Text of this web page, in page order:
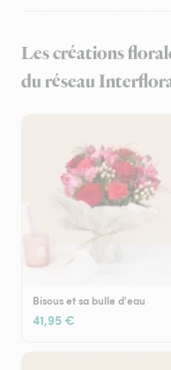
Les créations
du réseau
Bisous et sa bulle d'eau
41,95 €